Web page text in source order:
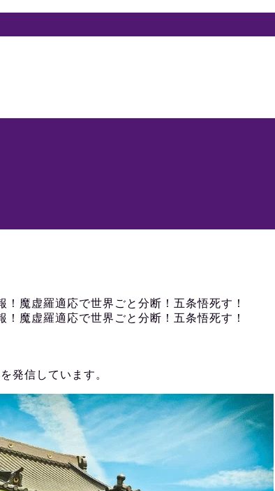
魔虚羅適応で世界ごと分断！五条悟死す！
魔虚羅適応で世界ごと分断！五条悟死す！
発信しています。